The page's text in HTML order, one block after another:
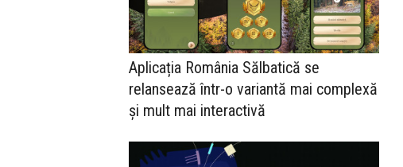
Aplicația România Sălbatică se
relansează într-o variantă mai complexă
și mult mai interactivă